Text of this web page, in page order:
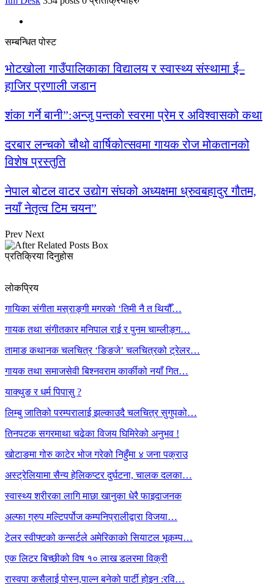
सम्बन्धित पोस्ट
भोटखोला गाउँपालिकाका विद्यालय र स्वास्थ्य संस्थामा ई–
हाजिर प्रणाली जडान
शंका गर्ने बानी”:अन्जु पन्तको स्वरमा प्रेम र अविश्वासको कथा
दरबार लन्चको चौथो वार्षिकोत्सवमा गायक रोज मोकतानको
विशेष प्रस्तुति
नेपाल बोटल वाटर उद्योग संघको अध्यक्षमा ध्रुवबहादुर गौतम,
नयाँ नेतृत्व टिम चयन”
Prev Next
प्रतिक्रिया दिनुहोस
लोकप्रिय
गायिका संगीता मस्राङ्गी मगरको ‘तिमी नै त थियौँ…
गायक तथा संगीतकार मनिपाल राई र पुनम चाम्लीङ्ग…
तामाङ कथानक चलचित्र ‘ङिङजे’ चलचित्रको ट्रेलर…
गायक तथा समाजसेवी बिश्नवराम कार्कीको नयाँ गित…
याक्थुङ र धर्म पिपासु ?
लिम्बु जातिको परम्परालाई झल्काउदै चलचित्र सुगुपको…
तिनपटक सगरमाथा चढेका विजय घिमिरेको अनुभव !
खोटाङमा गोरु काटेर भोज गरेको निहुँमा ४ जना पक्राउ
अस्ट्रेलियामा सैन्य हेलिकप्टर दुर्घटना, चालक दलका…
स्वास्थ्य शरीरका लागि माछा खानुका धेरै फाइदाजनक
अल्फा ग्रुप मल्टिपर्पोज कम्पनिप्रालीद्वारा विजया…
टेलर स्वीफ्टको कन्सर्टले अमेरिकाको सियाटल भूकम्प…
एक लिटर बिच्छीको विष १० लाख डलरमा विक्री
रास्वपा कसैलाई पोस्न,पाल्न बनेको पार्टी होइन :रवि…